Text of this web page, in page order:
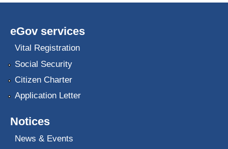
eGov services
Vital Registration
Social Security
Citizen Charter
Application Letter
Notices
News & Events